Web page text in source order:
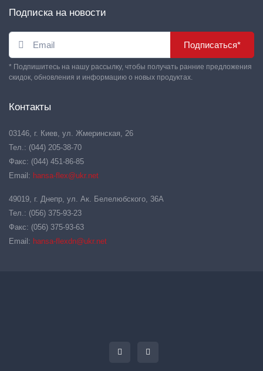
Подписка на новости
Подписаться*
* Подпишитесь на нашу рассылку, чтобы получать ранние предложения
скидок, обновления и информацию о новых продуктах.
Контакты
03146, г. Киев, ул. Жмеринская, 26
Тел.: (044) 205-38-70
Факс: (044) 451-86-85
Email: hansa-flex@ukr.net
49019, г. Днепр, ул. Ак. Белелюбского, 36А
Тел.: (056) 375-93-23
Факс: (056) 375-93-63
Email: hansa-flexdn@ukr.net